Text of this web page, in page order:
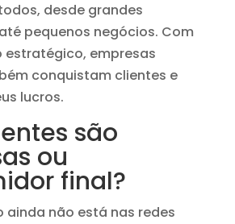
desde grandes
pequenos negócios. Com
estratégico, empresas
conquistam clientes e
lucros.
são
ou
final?
ainda não está nas redes